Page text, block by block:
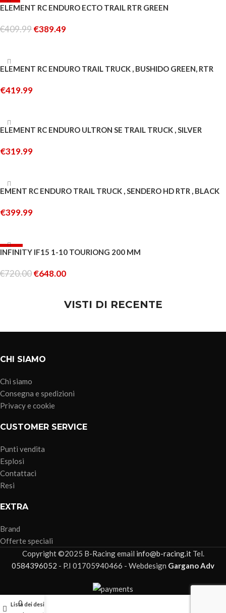
-5%
ELEMENT RC ENDURO ECTO TRAIL RTR GREEN
€409.99€389.49
ESAURITO
ELEMENT RC ENDURO TRAIL TRUCK , BUSHIDO GREEN, RTR
€419.99
ESAURITO
ELEMENT RC ENDURO ULTRON SE TRAIL TRUCK , SILVER
€319.99
ESAURITO
EMENT RC ENDURO TRAIL TRUCK , SENDERO HD RTR , BLACK
€399.99
-10%
INFINITY IF15 1-10 TOURIONG 200 MM
€720.00€648.00
VISTI DI RECENTE
CHI SIAMO
Chi siamo
Consegna e spedizioni
Privacy e cookie
CUSTOMER SERVICE
Punti vendita
Esplosi
Contattaci
Resi
EXTRA
Brand
Offerte speciali
Copyright ©2025 B-Racing email info@b-racing.itTel.
0584396052 - P.I 01705940466 - Webdesign Gargano Adv
Lista dei desideri
0